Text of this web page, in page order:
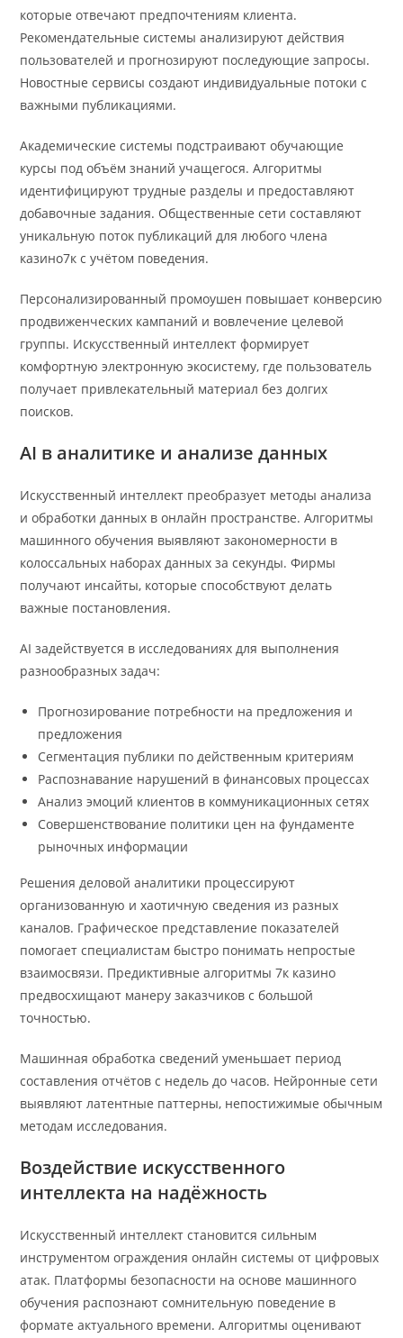
которые отвечают предпочтениям клиента.
Рекомендательные системы анализируют действия
пользователей и прогнозируют последующие запросы.
Новостные сервисы создают индивидуальные потоки с
важными публикациями.
Академические системы подстраивают обучающие
курсы под объём знаний учащегося. Алгоритмы
идентифицируют трудные разделы и предоставляют
добавочные задания. Общественные сети составляют
уникальную поток публикаций для любого члена
казино7к с учётом поведения.
Персонализированный промоушен повышает конверсию
продвиженческих кампаний и вовлечение целевой
группы. Искусственный интеллект формирует
комфортную электронную экосистему, где пользователь
получает привлекательный материал без долгих
поисков.
AI в аналитике и анализе данных
Искусственный интеллект преобразует методы анализа
и обработки данных в онлайн пространстве. Алгоритмы
машинного обучения выявляют закономерности в
колоссальных наборах данных за секунды. Фирмы
получают инсайты, которые способствуют делать
важные постановления.
AI задействуется в исследованиях для выполнения
разнообразных задач:
Прогнозирование потребности на предложения и
предложения
Сегментация публики по действенным критериям
Распознавание нарушений в финансовых процессах
Анализ эмоций клиентов в коммуникационных сетях
Совершенствование политики цен на фундаменте
рыночных информации
Решения деловой аналитики процессируют
организованную и хаотичную сведения из разных
каналов. Графическое представление показателей
помогает специалистам быстро понимать непростые
взаимосвязи. Предиктивные алгоритмы 7к казино
предвосхищают манеру заказчиков с большой
точностью.
Машинная обработка сведений уменьшает период
составления отчётов с недель до часов. Нейронные сети
выявляют латентные паттерны, непостижимые обычным
методам исследования.
Воздействие искусственного
интеллекта на надёжность
Искусственный интеллект становится сильным
инструментом ограждения онлайн системы от цифровых
атак. Платформы безопасности на основе машинного
обучения распознают сомнительную поведение в
формате актуального времени. Алгоритмы оценивают